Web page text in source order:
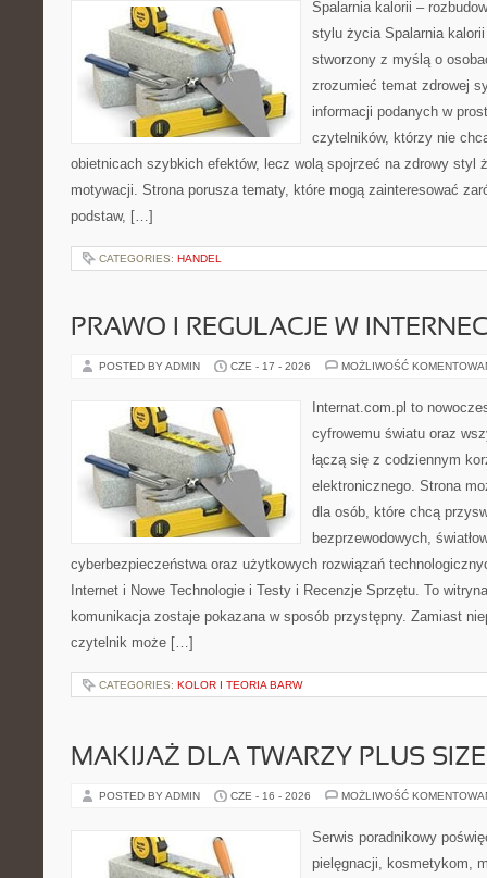
Spalarnia kalorii –
stylu życia Spalarnia
stworzony z myślą o
zrozumieć temat zdrowej
informacji podanych w
czytelników, którzy nie
obietnicach szybkich efektów, lecz wolą spojrzeć na zdrowy styl
motywacji. Strona porusza tematy, które mogą zainteresować
podstaw, […]
CATEGORIES: HANDEL
PRAWO I REGULACJE W
POSTED BY ADMIN CZE - 17 - 2026 MOŻLIWOŚĆ
Internat.com.pl to
cyfrowemu światu oraz
łączą się z codziennym
elektronicznego. Strona
dla osób, które chcą
bezprzewodowych,
cyberbezpieczeństwa oraz użytkowych rozwiązań
Internet i Nowe Technologie i Testy i Recenzje Sprzętu. To
komunikacja zostaje pokazana w sposób przystępny. Zamiast
czytelnik może […]
CATEGORIES: KOLOR I TEORIA BARW
MAKIJAŻ DLA TWARZY PLUS SIZE
POSTED BY ADMIN CZE - 16 - 2026 MOŻLIWOŚĆ
Serwis poradnikowy
pielęgnacji, kosmetykom,